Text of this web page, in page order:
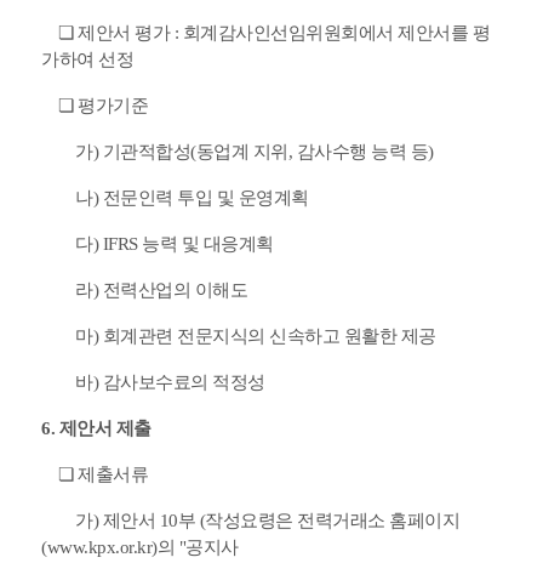
❏ 제안서 평가 : 회계감사인선임위원회에서 제안서를 평
가하여 선정
❏ 평가기준
가) 기관적합성(동업계 지위, 감사수행 능력 등)
나) 전문인력 투입 및 운영계획
다) IFRS 능력 및 대응계획
라) 전력산업의 이해도
마) 회계관련 전문지식의 신속하고 원활한 제공
바) 감사보수료의 적정성
6. 제안서 제출
❏ 제출서류
가) 제안서 10부 (작성요령은 전력거래소 홈페이지
(www.kpx.or.kr)의 "공지사